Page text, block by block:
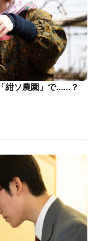
紺ソ農園」で……？